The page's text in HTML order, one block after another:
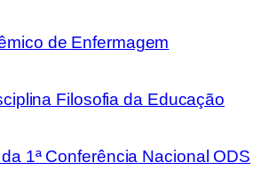
de Enfermagem
Filosofia da Educação
1ª Conferência Nacional ODS